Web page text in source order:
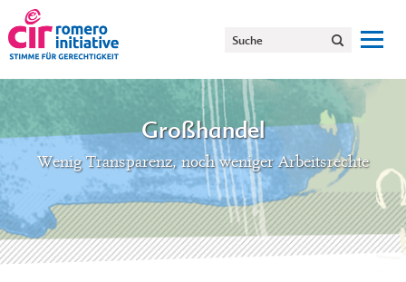
Großhandel
Wenig Transparenz, noch weniger Arbeitsrechte